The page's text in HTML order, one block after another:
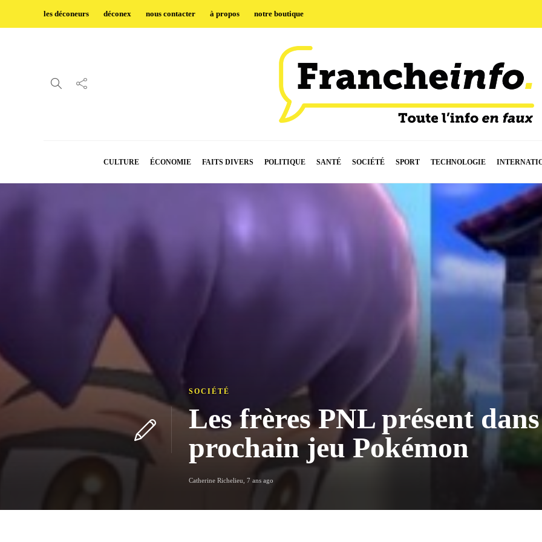
les déconeurs déconex nous contacter à propos notre boutique
CULTURE ÉCONOMIE FAITS DIVERS POLITIQUE SANTÉ SOCIÉTÉ SPORT TECHNOLOGIE
SOCIÉTÉ
Les frères PNL présent
prochain jeu Pokémon
Catherine Richelieu 7 ans ago